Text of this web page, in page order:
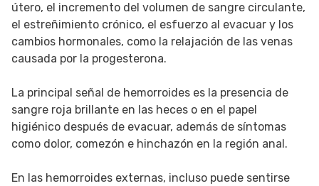
útero, el incremento del volumen de sangre circulante,
el estreñimiento crónico, el esfuerzo al evacuar y los
cambios hormonales, como la relajación de las venas
causada por la progesterona.
La principal señal de hemorroides es la presencia de
sangre roja brillante en las heces o en el papel
higiénico después de evacuar, además de síntomas
como dolor, comezón e hinchazón en la región anal.
En las hemorroides externas, incluso puede sentirse